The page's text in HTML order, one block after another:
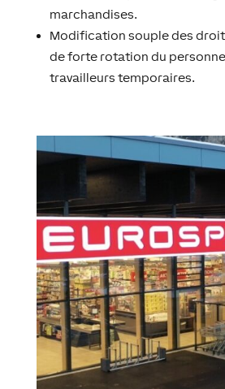
marchandises.
Modification souple des
de forte rotation du
travailleurs temporaires.